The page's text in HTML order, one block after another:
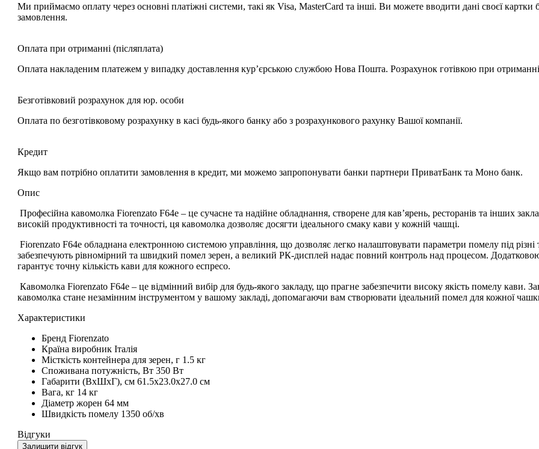
Ми приймаємо оплату через основні платіжні системи, такі як Visa, MasterCard та інші. Ви можете вводити дані своєї
замовлення.
Оплата при отриманні (післяплата)
Оплата накладеним платежем у випадку доставлення кур’єрською службою Нова Пошта. Розрахунок готівкою при
Безготівковий розрахунок для юр. особи
Оплата по безготівковому розрахунку в касі будь-якого банку або з розрахункового рахунку Вашої компанії.
Кредит
Якщо вам потрібно оплатити замовлення в кредит, ми можемо запропонувати банки партнери ПриватБанк та Моно банк.
Опис
Професійна кавомолка Fiorenzato F64e – це сучасне та надійне обладнання, створене для кав’ярень, ресторанів та інших
високій продуктивності та точності, ця кавомолка дозволяє досягти ідеального смаку кави у кожній чашці.
Fiorenzato F64e обладнана електронною системою управління, що дозволяє легко налаштовувати параметри помелу під різні
забезпечують рівномірний та швидкий помел зерен, а великий РК-дисплей надає повний контроль над процесом.
гарантує точну кількість кави для кожного еспресо.
Кавомолка Fiorenzato F64e – це відмінний вибір для будь-якого закладу, що прагне забезпечити високу якість помелу кави.
кавомолка стане незамінним інструментом у вашому закладі, допомагаючи вам створювати ідеальний помел для кожної
Характеристики
Бренд Fiorenzato
Країна виробник Італія
Місткість контейнера для зерен, г 1.5 кг
Споживана потужність, Вт 350 Вт
Габарити (ВхШхГ), см 61.5x23.0x27.0 см
Вага, кг 14 кг
Діаметр жорен 64 мм
Швидкість помелу 1350 об/хв
Відгуки
Залишити відгук